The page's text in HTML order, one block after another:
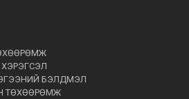
БЭЛДМЭЛ
ТӨХӨӨРӨМЖ